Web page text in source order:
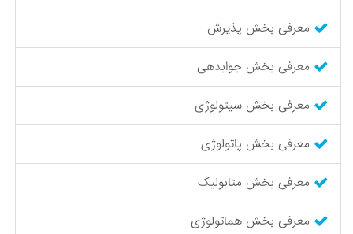
معرفی بخش پذیرش
معرفی بخش جوابدهی
معرفی بخش سیتولوژی
معرفی بخش پاتولوژی
معرفی بخش متابولیک
معرفی بخش هماتولوژی